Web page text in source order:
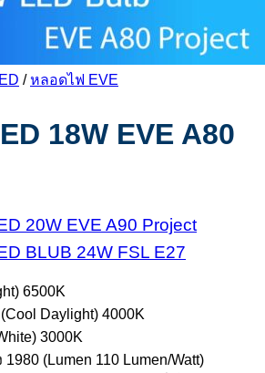
/ หลอดไฟ EVE
18W EVE A80
6500K
Daylight) 4000K
3000K
(Lumen 110 Lumen/Watt)